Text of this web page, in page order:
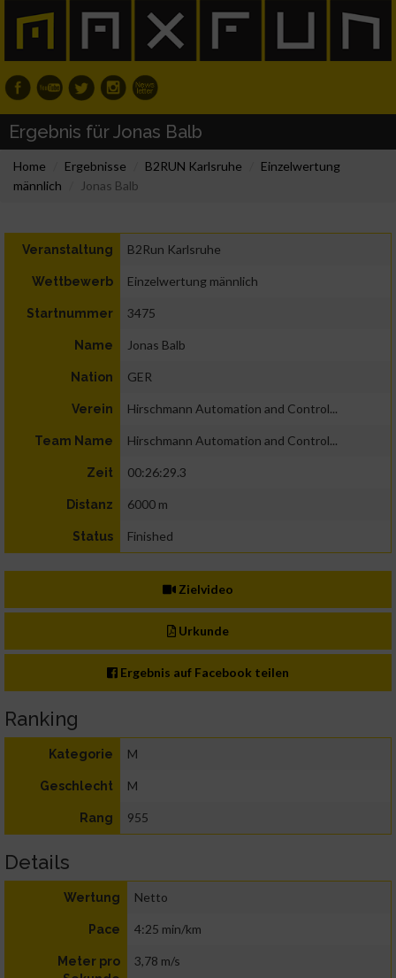
Ergebnis für Jonas Balb
Home Ergebnisse B2RUN Karlsruhe
Einzelwertung
männlich
Jonas Balb
Veranstaltung B2Run Karlsruhe
Wettbewerb Einzelwertung männlich
Startnummer 3475
Name Jonas Balb
Nation GER
Verein Hirschmann Automation and Control...
Team Name Hirschmann Automation and Control...
Zeit 00:26:29.3
Distanz 6000 m
Status Finished
Zielvideo
Urkunde
Ergebnis auf Facebook teilen
Ranking
Kategorie M
Geschlecht M
Rang 955
Details
Wertung Netto
Pace 4:25 min/km
Meter pro
3,78 m/s